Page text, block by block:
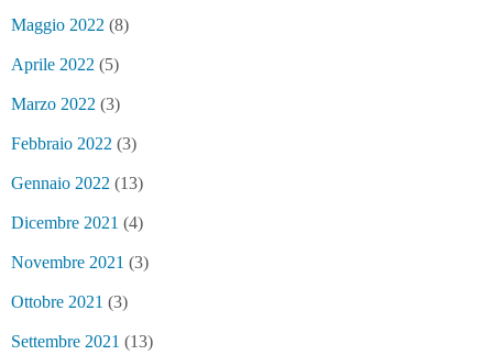
Maggio 2022 (8)
Aprile 2022 (5)
Marzo 2022 (3)
Febbraio 2022 (3)
Gennaio 2022 (13)
Dicembre 2021 (4)
Novembre 2021 (3)
Ottobre 2021 (3)
Settembre 2021 (13)